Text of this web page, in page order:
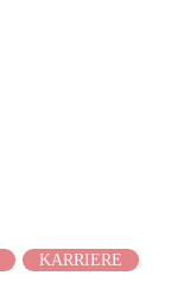
KARRIERE